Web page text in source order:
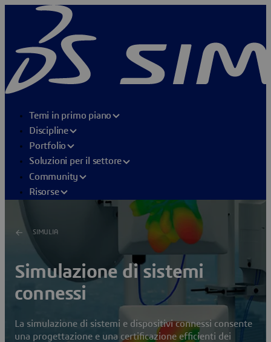
Temi in primo piano
Discipline
Portfolio
Soluzioni per il settore
Community
Risorse
SIMULIA
Simulazione di sistemi
connessi
La simulazione di sistemi e dispositivi connessi consente
una progettazione e una certificazione efficienti dei